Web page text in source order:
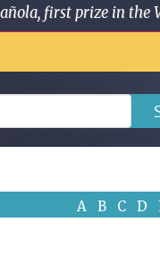
first prize in the
A B C D